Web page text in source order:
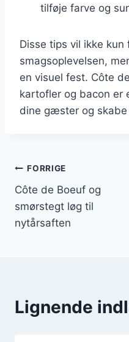
tilføje farve og
Disse tips vil ikke kun
smagsoplevelsen,
en visuel fest. Côte
kartofler og bacon er
dine gæster og
FORRIGE
Côte de Boeuf og
smørstegt løg til
nytårsaften
Lignende